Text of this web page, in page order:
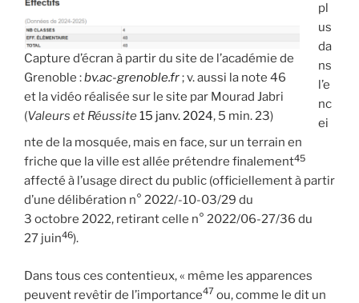
Capture d’écran à partir du site de l’académie de
Grenoble :bv.ac-grenoble.fr; v. aussi la note 46
et la vidéo réalisée sur le site par Mourad Jabri
(Valeurs et Réussite15 janv. 2024, 5 min. 23)
pl
us
da
ns
l’e
nc
ei
nte de la mosquée, mais en face, sur un terrain en
friche que la ville est allée prétendre finalement45
affecté à l’usage direct du public (officiellement à partir
d’une délibération n° 2022/-10-03/29 du
3 octobre 2022, retirant celle n° 2022/06-27/36 du
27 juin46).
Dans tous ces contentieux, « même les apparences
peuvent revêtir de l’importance47 ou, comme le dit un